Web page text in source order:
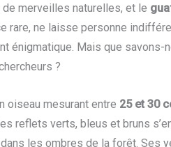
de merveilles naturelles, et le
rare, ne laisse personne
énigmatique. Mais que
?
oiseau mesurant entre 25 et 30
reflets verts, bleus et bruns
les ombres de la forêt. Ses